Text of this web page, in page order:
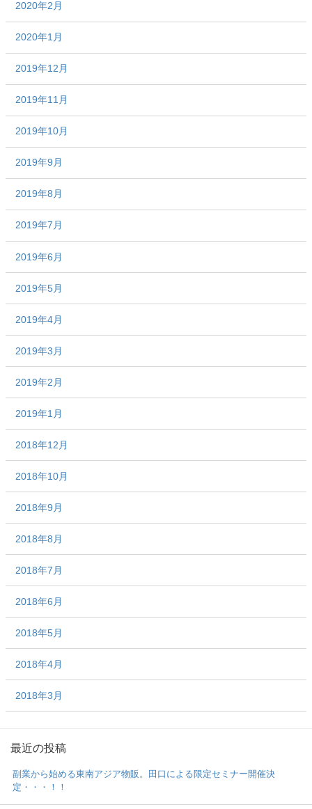
2020年2月
2020年1月
2019年12月
2019年11月
2019年10月
2019年9月
2019年8月
2019年7月
2019年6月
2019年5月
2019年4月
2019年3月
2019年2月
2019年1月
2018年12月
2018年10月
2018年9月
2018年8月
2018年7月
2018年6月
2018年5月
2018年4月
2018年3月
最近の投稿
副業から始める東南アジア物販。田口による限定セミナー開催決
定・・・！！